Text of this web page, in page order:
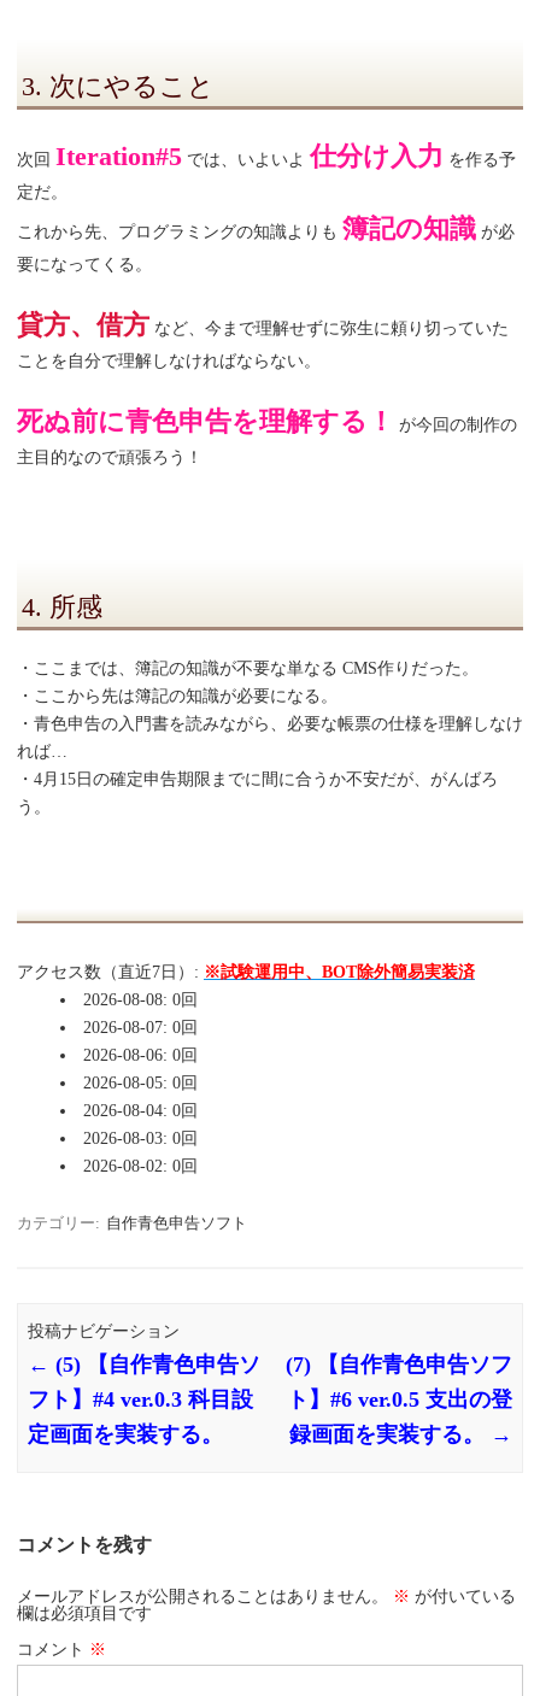
3. 次にやること
次回 Iteration#5 では、いよいよ仕分け入力 を作る予
定だ。
これから先、プログラミングの知識よりも 簿記の知識 が必
要になってくる。
貸方、借方 など、今まで理解せずに弥生に頼り切っていた
ことを自分で理解しなければならない。
死ぬ前に青色申告を理解する！
が今回の制作の
主目的なので頑張ろう！
4. 所感
・ここまでは、簿記の知識が不要な単なる CMS作りだった。
・ここから先は簿記の知識が必要になる。
・青色申告の入門書を読みながら、必要な帳票の仕様を理解しなけ
れば…
・4月15日の確定申告期限までに間に合うか不安だが、がんばろ
う。
アクセス数（直近7日）: ※試験運用中、BOT除外簡易実装済
2026-08-08: 0回
2026-08-07: 0回
2026-08-06: 0回
2026-08-05: 0回
2026-08-04: 0回
2026-08-03: 0回
2026-08-02: 0回
カテゴリー: 自作青色申告ソフト
投稿ナビゲーション
← (5) 【自作青色申告ソ
フト】#4 ver.0.3 科目設
定画面を実装する。
(7) 【自作青色申告ソフ
ト】#6 ver.0.5 支出の登
録画面を実装する。
→
コメントを残す
メールアドレスが公開されることはありません。 ※ が付いている
欄は必須項目です
コメント ※